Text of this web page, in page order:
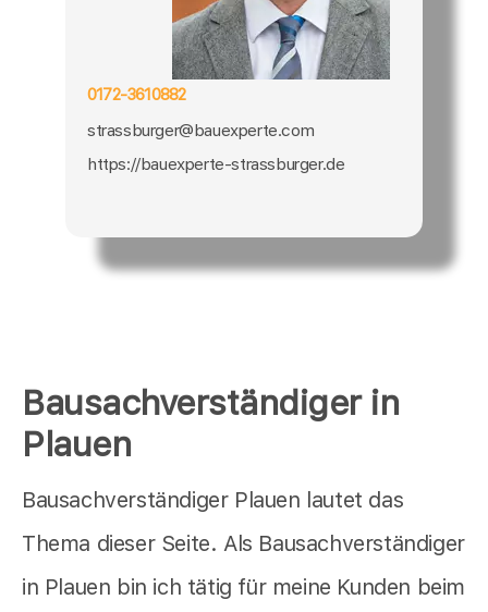
Bausachverständiger in
Plauen
Bausachverständiger Plauen lautet das
Thema dieser Seite. Als Bausachverständiger
in Plauen bin ich tätig für meine Kunden beim
0172-3610882
strassburger@bauexperte.com
https://bauexperte-strassburger.de